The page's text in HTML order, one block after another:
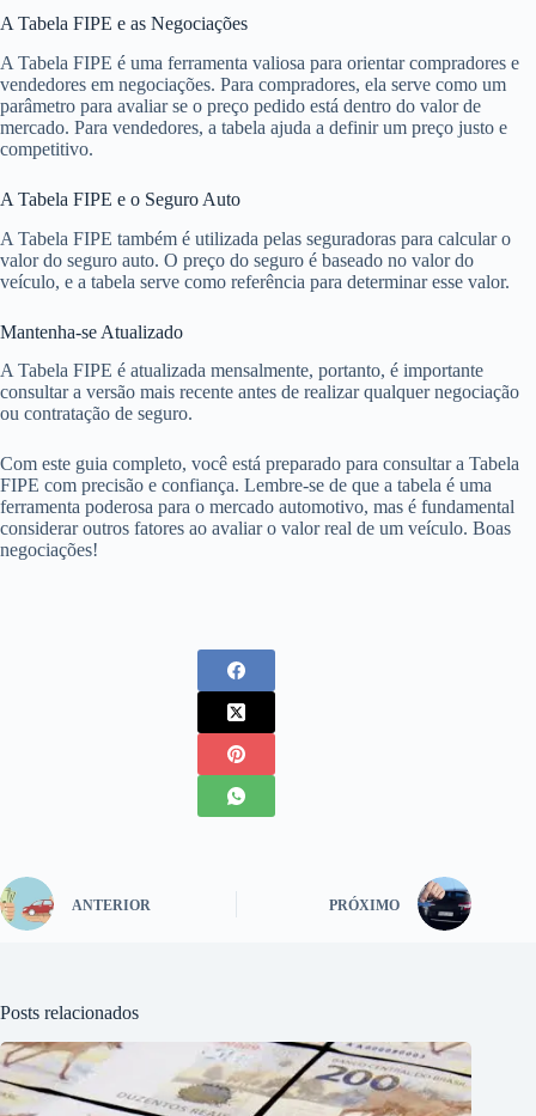
A Tabela FIPE e as Negociações
A Tabela FIPE é uma ferramenta valiosa para orientar compradores e
vendedores em negociações. Para compradores, ela serve como um
parâmetro para avaliar se o preço pedido está dentro do valor de
mercado. Para vendedores, a tabela ajuda a definir um preço justo e
competitivo.
A Tabela FIPE e o Seguro Auto
A Tabela FIPE também é utilizada pelas seguradoras para calcular o
valor do seguro auto. O preço do seguro é baseado no valor do
veículo, e a tabela serve como referência para determinar esse valor.
Mantenha-se Atualizado
A Tabela FIPE é atualizada mensalmente, portanto, é importante
consultar a versão mais recente antes de realizar qualquer negociação
ou contratação de seguro.
Com este guia completo, você está preparado para consultar a Tabela
FIPE com precisão e confiança. Lembre-se de que a tabela é uma
ferramenta poderosa para o mercado automotivo, mas é fundamental
considerar outros fatores ao avaliar o valor real de um veículo. Boas
negociações!
ANTERIOR PRÓXIMO
Posts relacionados